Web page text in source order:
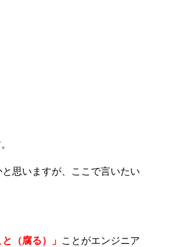
思いますが、ここで言いたい
（腐る）」 ことがエンジニア